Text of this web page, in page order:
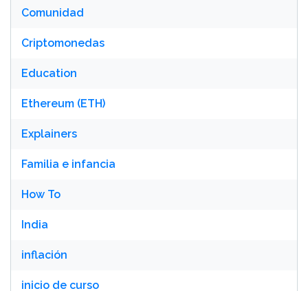
Comunidad
Criptomonedas
Education
Ethereum (ETH)
Explainers
Familia e infancia
How To
India
inflación
inicio de curso